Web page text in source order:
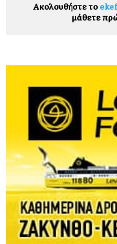
Ακολουθήστε το
μάθετε